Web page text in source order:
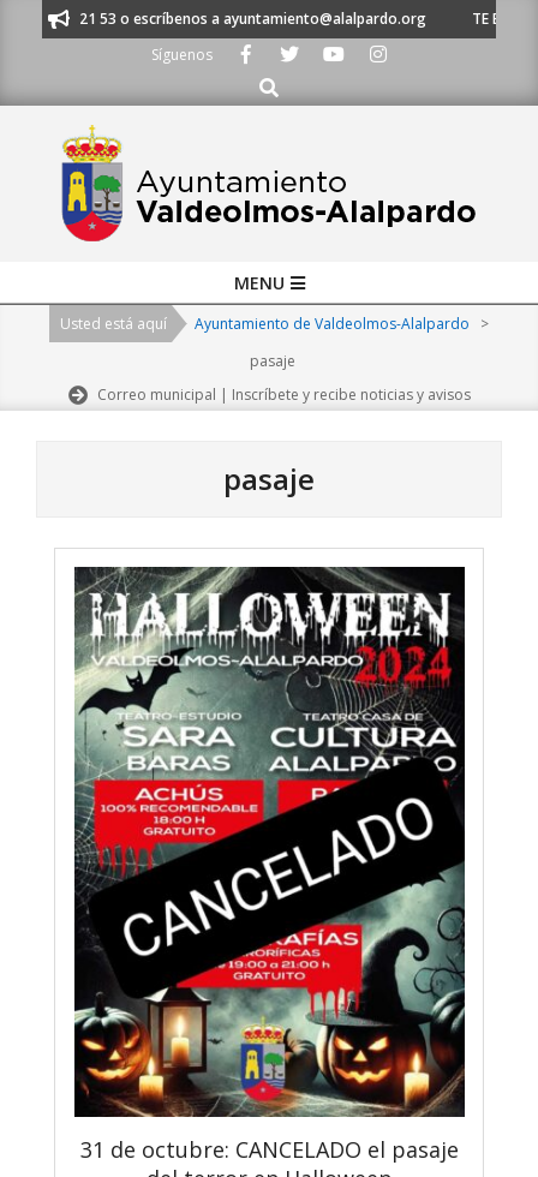
620 21 53 o escríbenos a ayuntamiento@alalpardo.org
TE
Síguenos
Buscar
Navigation
MENU
Usted está aquí Ayuntamiento de Valdeolmos-Alalpardo
>
pasaje
Correo municipal | Inscríbete y recibe noticias y avisos
pasaje
31 de octubre: CANCELADO el pasaje